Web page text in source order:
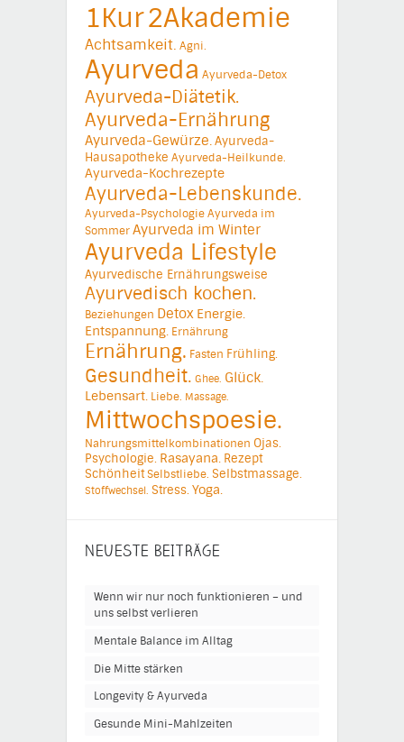
1Kur2Akademie
Achtsamkeit. Agni.
Ayurveda Ayurveda-Detox
Ayurveda-Diätetik.
Ayurveda-Ernährung
Ayurveda-Gewürze.Ayurveda-
Hausapotheke Ayurveda-Heilkunde.
Ayurveda-Kochrezepte
Ayurveda-Lebenskunde.
Ayurveda-PsychologieAyurveda im
SommerAyurveda im Winter
Ayurveda Lifestyle
Ayurvedische Ernährungsweise
Ayurvedisch kochen.
Beziehungen Detox Energie.
Entspannung. Ernährung
Ernährung. Fasten Frühling.
Gesundheit. Ghee. Glück.
Lebensart. Liebe. Massage.
Mittwochspoesie.
Nahrungsmittelkombinationen Ojas.
Psychologie. Rasayana. Rezept
SchönheitSelbstliebe. Selbstmassage.
Stoffwechsel. Stress.Yoga.
NEUESTE BEITRÄGE
Wenn wir nur noch funktionieren – und
uns selbst verlieren
Mentale Balance im Alltag
Die Mitte stärken
Longevity & Ayurveda
Gesunde Mini-Mahlzeiten